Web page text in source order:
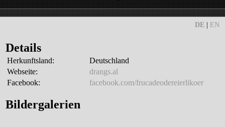
DE| EN
Details
Herkunftsland:
Deutschland
Webseite:
drangs.al
Facebook:
facebook.com/frucadeodereierlikoer
Bildergalerien